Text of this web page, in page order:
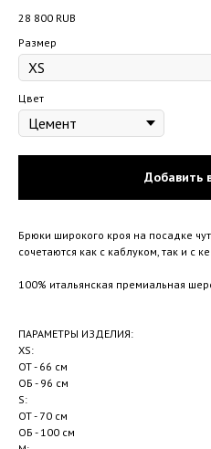
28 800 RUB
Размер
Цвет
Добавить
Брюки широкого кроя на посадке
сочетаются как с каблуком, так и с
100% итальянская премиальная
ПАРАМЕТРЫ ИЗДЕЛИЯ:
XS:
ОТ - 66 см
ОБ - 96 см
S:
ОТ - 70 см
ОБ - 100 см